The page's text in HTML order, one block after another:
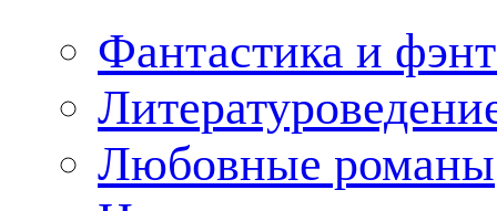
Фантастика и
Любовные романы